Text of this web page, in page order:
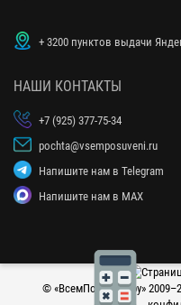
+ 3200 пунктов выдачи
НАШИ КОНТАКТЫ
+7 (925) 377-75-34
pochta@vsemposuveni.ru
Напишите нам в Telegram
Напишите нам в MAX
© «ВсемПоСувениру»